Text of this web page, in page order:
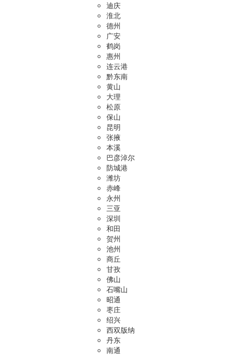
迪庆
淮北
德州
广安
鹤岗
惠州
连云港
黔东南
黄山
大理
松原
保山
昆明
张掖
本溪
巴彦淖尔
防城港
潍坊
赤峰
永州
三亚
深圳
和田
贺州
池州
商丘
甘孜
佛山
石嘴山
昭通
枣庄
绍兴
西双版纳
丹东
南通